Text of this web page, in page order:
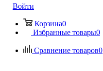
Войти
Корзина0
Избранные товары0
Сравнение товаров0